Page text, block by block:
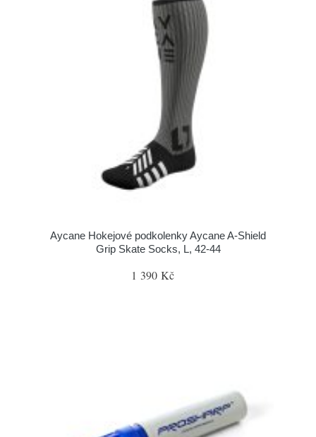
Aycane Hokejové podkolenky Aycane A-Shield
Grip Skate Socks, L, 42-44
1 390 Kč